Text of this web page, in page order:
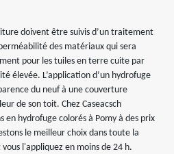
doivent être suivis d’un traitement
des matériaux qui sera
pour les tuiles en terre cuite par
élevée. L’application d’un hydrofuge
du neuf à une couverture
de son toit. Chez Caseacsch
en hydrofuge colorés à Pomy à des prix
le meilleur choix dans toute la
l'appliquez en moins de 24 h.